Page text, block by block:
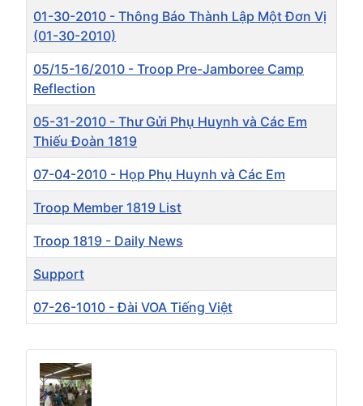
01-30-2010 - Thông Báo Thành Lập Một Đơn Vị
(01-30-2010)
05/15-16/2010 - Troop Pre-Jamboree Camp
Reflection
05-31-2010 - Thư Gửi Phụ Huynh và Các Em
Thiếu Đoàn 1819
07-04-2010 - Họp Phụ Huynh và Các Em
Troop Member 1819 List
Troop 1819 - Daily News
Support
07-26-1010 - Đài VOA Tiếng Việt